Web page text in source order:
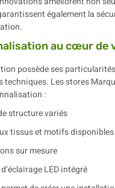
également la
au cœur de
possède ses
techniques. Les stores
:
structure variés
tissus et motifs disponibles
sur mesure
LED intégré